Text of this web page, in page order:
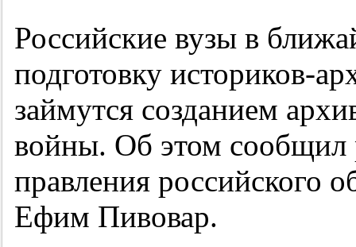
Российские вузы в
подготовку историков-
займутся созданием
войны. Об этом сообщил
правления российского
Ефим Пивовар.